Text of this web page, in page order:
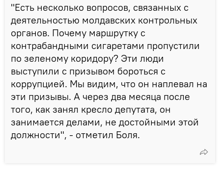
"Есть несколько вопросов, связанных с
деятельностью молдавских контрольных
органов. Почему маршрутку с
контрабандными сигаретами пропустили
по зеленому коридору? Эти люди
выступили с призывом бороться с
коррупцией. Мы видим, что он наплевал на
эти призывы. А через два месяца после
того, как занял кресло депутата, он
занимается делами, не достойными этой
должности", - отметил Боля.